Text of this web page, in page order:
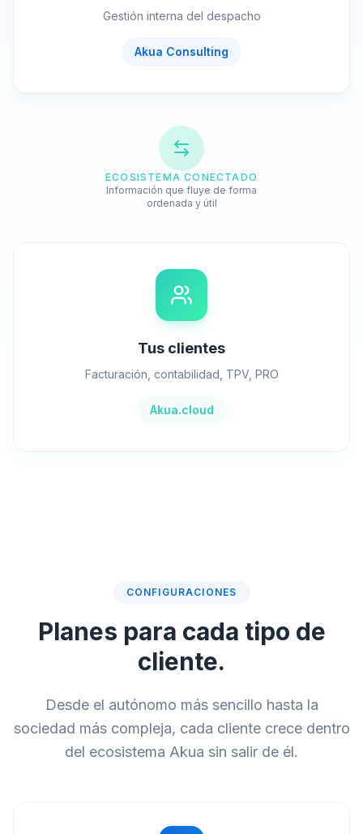
Gestión interna del despacho
Akua Consulting
ECOSISTEMA CONECTADO
Información que fluye de forma
ordenada y útil
Tus clientes
Facturación, contabilidad, TPV, PRO
Akua.cloud
CONFIGURACIONES
Planes para cada tipo de
cliente.
Desde el autónomo más sencillo hasta la
sociedad más compleja, cada cliente crece dentro
del ecosistema Akua sin salir de él.